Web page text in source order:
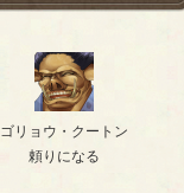
ゴリョウ・クートン
頼りになる